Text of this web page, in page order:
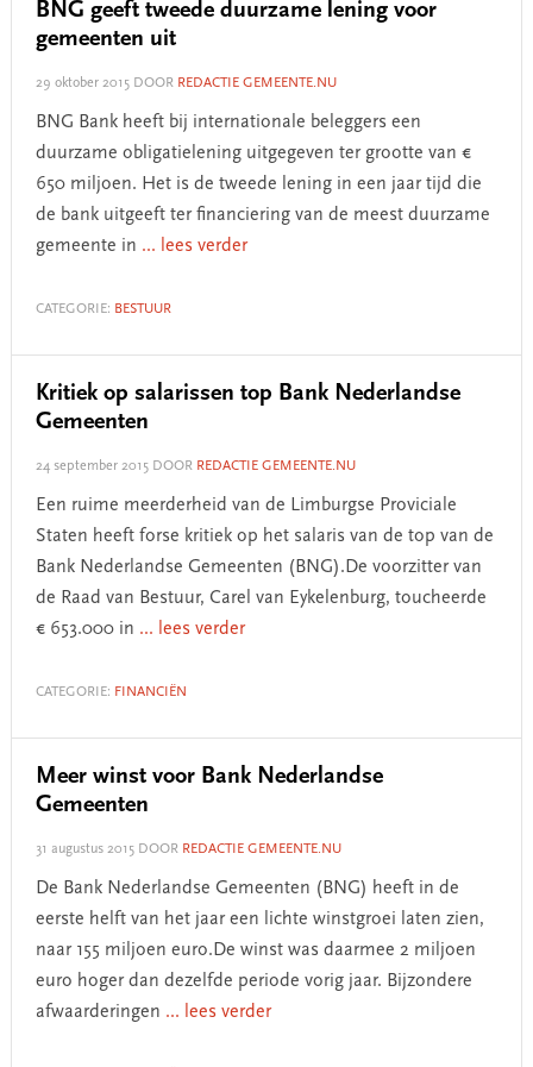
BNG geeft tweede duurzame lening voor
gemeenten uit
29 oktober 2015DOOR REDACTIE GEMEENTE.NU
BNG Bank heeft bij internationale beleggers een
duurzame obligatielening uitgegeven ter grootte van €
650 miljoen. Het is de tweede lening in een jaar tijd die
de bank uitgeeft ter financiering van de meest duurzame
gemeente in ... lees verder
CATEGORIE: BESTUUR
Kritiek op salarissen top Bank Nederlandse
Gemeenten
24 september 2015DOOR REDACTIE GEMEENTE.NU
Een ruime meerderheid van de Limburgse Proviciale
Staten heeft forse kritiek op het salaris van de top van de
Bank Nederlandse Gemeenten (BNG).De voorzitter van
de Raad van Bestuur, Carel van Eykelenburg, toucheerde
€ 653.000 in ... lees verder
CATEGORIE: FINANCIËN
Meer winst voor Bank Nederlandse
Gemeenten
31 augustus 2015DOOR REDACTIE GEMEENTE.NU
De Bank Nederlandse Gemeenten (BNG) heeft in de
eerste helft van het jaar een lichte winstgroei laten zien,
naar 155 miljoen euro.De winst was daarmee 2 miljoen
euro hoger dan dezelfde periode vorig jaar. Bijzondere
afwaarderingen ... lees verder